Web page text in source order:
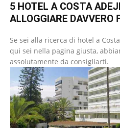
5 HOTEL A COSTA
ALLOGGIARE DAVVERO
Se sei alla ricerca di hotel a
qui sei nella pagina giusta,
assolutamente da consigliarti.